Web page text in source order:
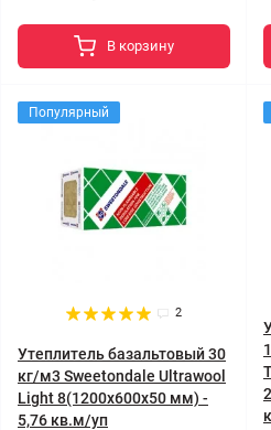
В корзину
Популярный
2
Утеплитель базальтовый 30
кг/м3 Sweetondale Ultrawool
Light 8(1200x600x50 мм) -
5,76 кв.м/уп